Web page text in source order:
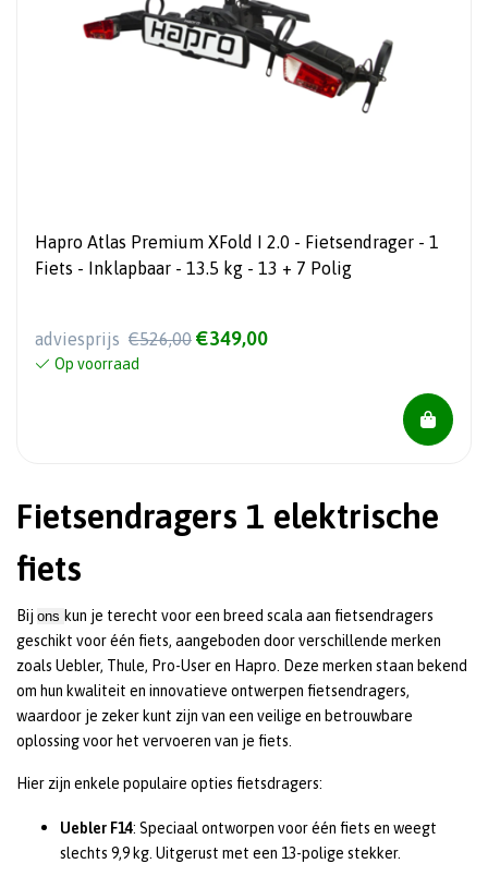
Hapro Atlas Premium XFold I 2.0 - Fietsendrager - 1
Fiets - Inklapbaar - 13.5 kg - 13 + 7 Polig
adviesprijs €526,00 €349,00
Op voorraad
Fietsendragers 1 elektrische
fiets
Bij ons kun je terecht voor een breed scala aan fietsendragers
geschikt voor één fiets, aangeboden door verschillende merken
zoals Uebler, Thule, Pro-User en Hapro. Deze merken staan bekend
om hun kwaliteit en innovatieve ontwerpen fietsendragers,
waardoor je zeker kunt zijn van een veilige en betrouwbare
oplossing voor het vervoeren van je fiets.
Hier zijn enkele populaire opties fietsdragers:
Uebler F14: Speciaal ontworpen voor één fiets en weegt
slechts 9,9 kg. Uitgerust met een 13-polige stekker.